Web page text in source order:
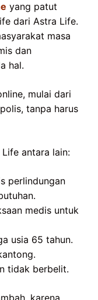
yang patut
dari Astra Life.
masa
dan
hal.
mulai dari
tanpa harus
antara lain:
perlindungan
medis untuk
usia 65 tahun.
tidak berbelit.